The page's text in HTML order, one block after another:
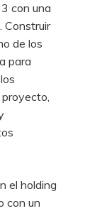
con una
Construir
de los
para
el holding
con un